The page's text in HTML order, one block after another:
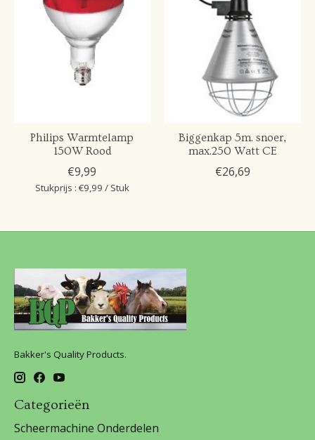
Philips Warmtelamp
150W Rood
€9,99
Stukprijs : €9,99 / Stuk
Biggenkap 5m. snoer,
max.250 Watt CE
€26,69
Bakker's Quality Products.
Categorieën
Scheermachine Onderdelen